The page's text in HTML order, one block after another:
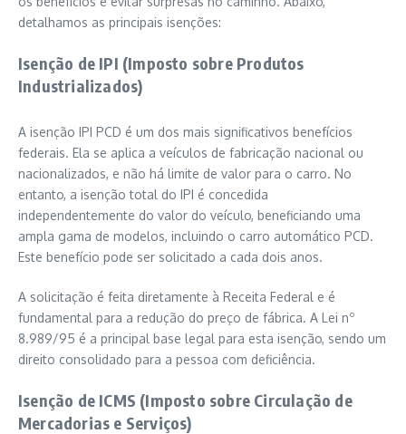
detalhamos as principais isenções:
Isenção de IPI (Imposto sobre Produtos
Industrializados)
A isenção IPI PCD é um dos mais significativos benefícios
federais. Ela se aplica a veículos de fabricação nacional ou
nacionalizados, e não há limite de valor para o carro. No
entanto, a isenção total do IPI é concedida
independentemente do valor do veículo, beneficiando uma
ampla gama de modelos, incluindo o carro automático PCD.
Este benefício pode ser solicitado a cada dois anos.
A solicitação é feita diretamente à Receita Federal e é
fundamental para a redução do preço de fábrica. A Lei nº
8.989/95 é a principal base legal para esta isenção, sendo um
direito consolidado para a pessoa com deficiência.
Isenção de ICMS (Imposto sobre Circulação de
Mercadorias e Serviços)